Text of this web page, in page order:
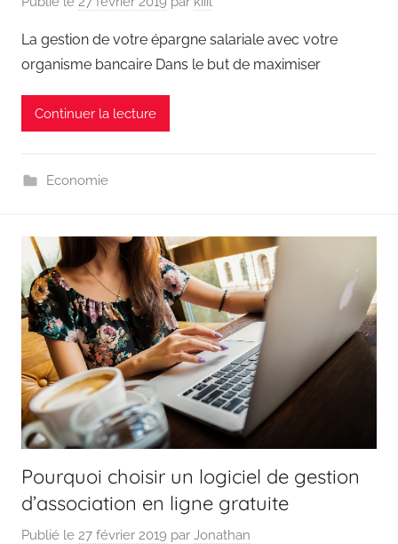
La gestion de votre épargne salariale avec votre
organisme bancaire Dans le but de maximiser
Continuer la lecture
Economie
Pourquoi choisir un logiciel de gestion
d’association en ligne gratuite
Publié le 27 février 2019 par Jonathan